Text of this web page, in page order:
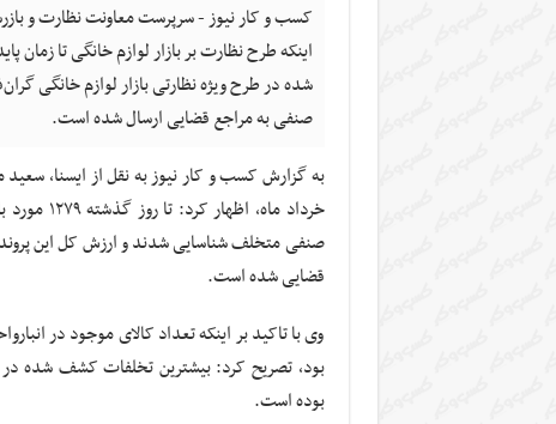
کسب و کار نیوز - سرپرست معاونت نظارت و
اینکه طرح نظارت بر بازار لوازم خانگی تا زمان
صنفی به مراجع قضایی ارسال شده است.
قضایی شده است.
وی با تاکید بر اینکه تعداد کالای موجود در
بود، تصریح کرد: بیشترین تخلفات کشف شده در
بوده است.